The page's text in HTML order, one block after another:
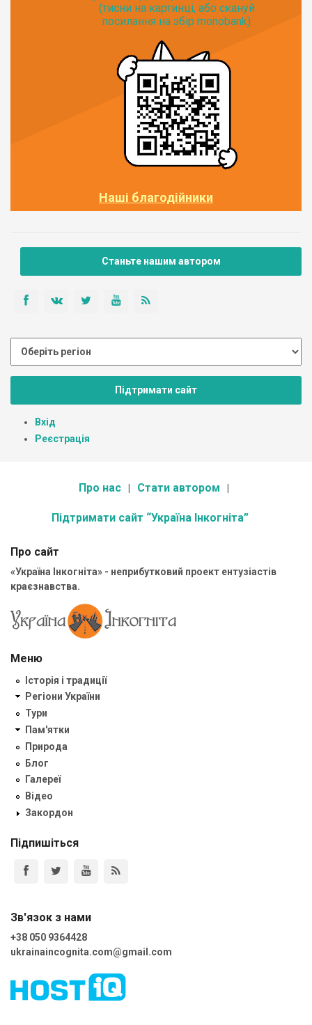
(тисни на картинці, або скануй
посилання на збір monobank):
Наші благодійники
Станьте нашим автором
Підтримати сайт
Вхід
Реєстрація
Про нас Стати автором
Підтримати сайт “Україна Інкогніта”
Про сайт
«Україна Інкогніта» - неприбутковий проект ентузіастів
краєзнавства.
Меню
Історія і традиції
Регіони України
Тури
Пам'ятки
Природа
Блог
Галереї
Відео
Закордон
Підпишіться
Зв'язок з нами
+38 050 9364428
ukrainaincognita.com@gmail.com